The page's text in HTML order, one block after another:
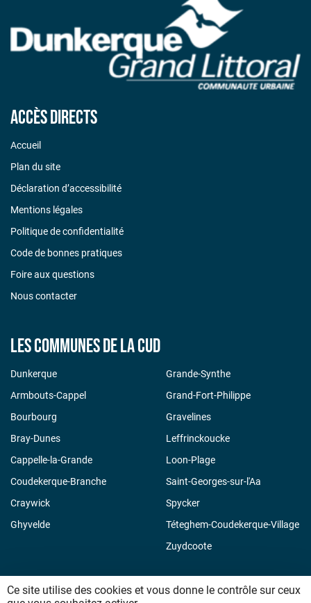
Accès directs
Accueil
Plan du site
Déclaration d’accessibilité
Mentions légales
Politique de confidentialité
Code de bonnes pratiques
Foire aux questions
Nous contacter
Les communes de la CUD
Dunkerque
Armbouts-Cappel
Bourbourg
Bray-Dunes
Cappelle-la-Grande
Coudekerque-Branche
Craywick
Ghyvelde
Grande-Synthe
Grand-Fort-Philippe
Gravelines
Leffrinckoucke
Loon-Plage
Saint-Georges-sur-l'Aa
Spycker
Téteghem-Coudekerque-Village
Zuydcoote
Ce site utilise des cookies et vous donne le contrôle sur ceux